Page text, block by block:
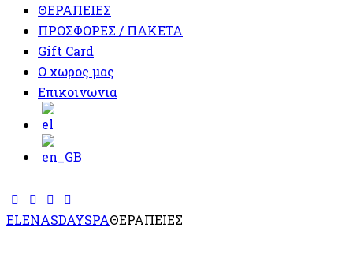
ΘΕΡΑΠΕΙΕΣ
ΠΡΟΣΦΟΡΕΣ / ΠΑΚΕΤΑ
Gift Card
Ο χωρος μας
Επικοινωνια
ELENASDAYSPAΘΕΡΑΠΕΙΕΣ